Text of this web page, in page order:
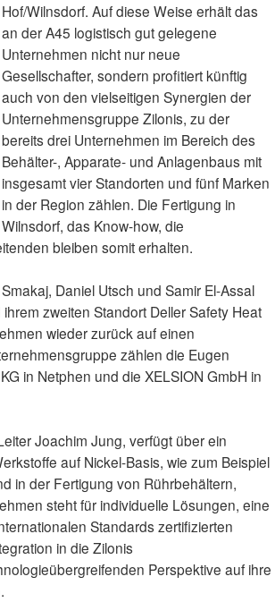
Hof/Wilnsdorf. Auf diese Weise erhält das
an der A45 logistisch gut gelegene
Unternehmen nicht nur neue
Gesellschafter, sondern profitiert künftig
auch von den vielseitigen Synergien der
Unternehmensgruppe Zilonis, zu der
bereits drei Unternehmen im Bereich des
Behälter-, Apparate- und Anlagenbaus mit
insgesamt vier Standorten und fünf Marken
in der Region zählen. Die Fertigung in
Wilnsdorf, das Know-how, die
bleiben somit erhalten.
Daniel Utsch und Samir El-Assal
zweiten Standort Deller Safety Heat
wieder zurück auf einen
zählen die Eugen
in Netphen und die XELSION GmbH in
Joachim Jung, verfügt über ein
auf Nickel-Basis, wie zum Beispiel
in der Fertigung von Rührbehältern,
steht für individuelle Lösungen, eine
Standards zertifizierten
in die Zilonis
Perspektive auf ihre